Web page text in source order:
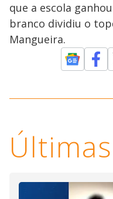
que a escola
branco dividiu o
Mangueira.
Últimas